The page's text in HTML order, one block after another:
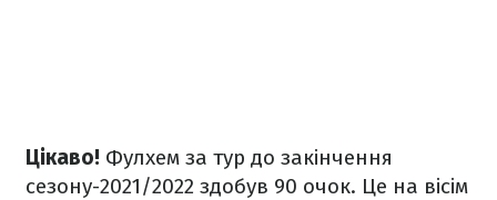
Цікаво! Фулхем за тур до закінчення
сезону-2021/2022 здобув 90 очок. Це на вісім